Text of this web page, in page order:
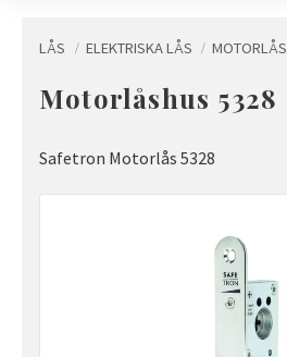
LÅS ELEKTRISKA LÅS MOTORLÅS
Motorlåshus 5328
Safetron Motorlås 5328